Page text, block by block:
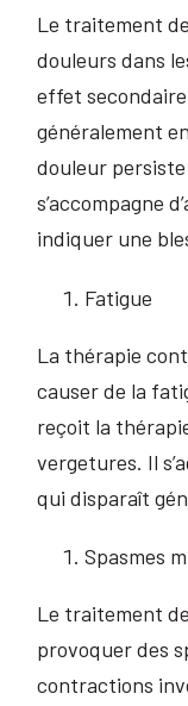
Le traitement
douleurs dans
effet
généralement
douleur
s’accompagne
indiquer une
Fatigue
La thérapie
causer de la
reçoit la
vergetures. Il
qui disparaît
Spasmes
Le traitement
provoquer des
contractions